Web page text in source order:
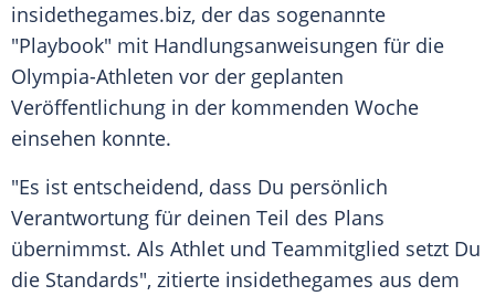
insidethegames.biz, der das sogenannte
"Playbook" mit Handlungsanweisungen für die
Olympia-Athleten vor der geplanten
Veröffentlichung in der kommenden Woche
einsehen konnte.
"Es ist entscheidend, dass Du persönlich
Verantwortung für deinen Teil des Plans
übernimmst. Als Athlet und Teammitglied setzt Du
die Standards", zitierte insidethegames aus dem